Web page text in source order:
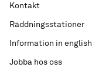
Kontakt
Räddningsstationer
Information in english
Jobba hos oss